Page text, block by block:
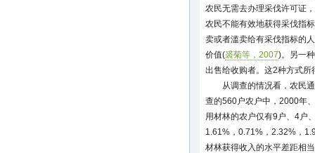
农民无需去办理采伐许可证
农民不能有效地获得采伐指
卖或者滥卖给有采伐指标的
价值(裘菊等，2007)。另一
出售给收购者。这2种方式
从调查的情况看，农民
查的560户农户中，2000年
用材林的农户仅有9户、4户
1.61%，0.71%，2.32%，
材林获得收入的水平差距相